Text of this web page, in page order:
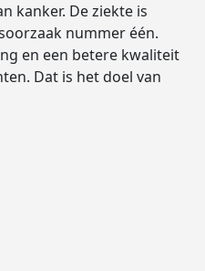
kanker. De ziekte is
nummer één.
en een betere kwaliteit
Dat is het doel van